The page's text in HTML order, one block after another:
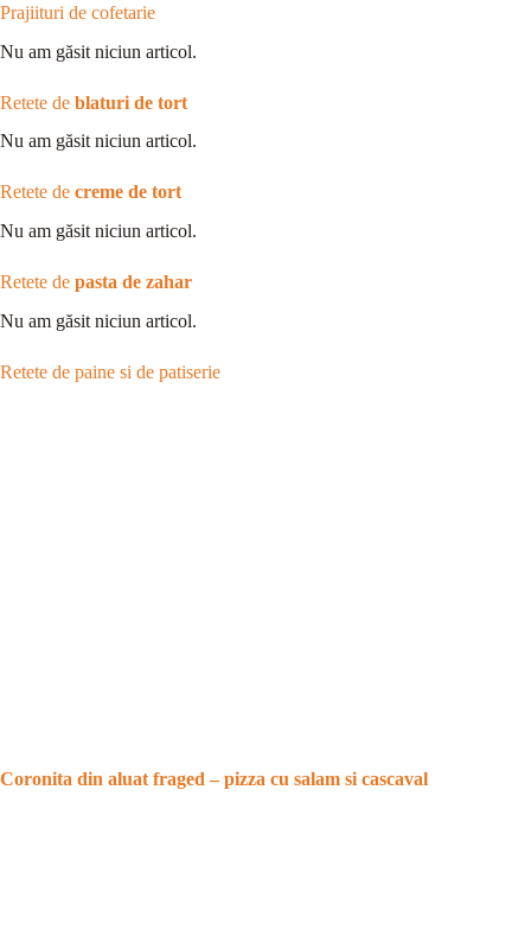
Prajiituri de cofetarie
Nu am găsit niciun articol.
Retete de blaturi de tort
Nu am găsit niciun articol.
Retete de creme de tort
Nu am găsit niciun articol.
Retete de pasta de zahar
Nu am găsit niciun articol.
Retete de paine si de patiserie
Coronita din aluat fraged – pizza cu salam si cascaval